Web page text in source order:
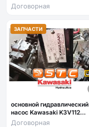
Договорная
ЗАПЧАСТИ
основной гидравлический
насос Kawasaki K3V112
оригинал
Договорная